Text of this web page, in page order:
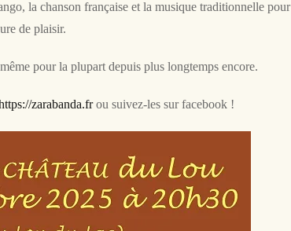
la chanson française et la musique traditionnelle pour
de plaisir.
pour la plupart depuis plus longtemps encore.
zarabanda.frou suivez-les sur facebook !